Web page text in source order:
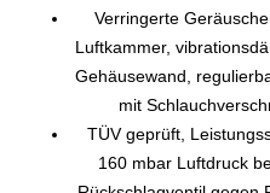
Verringerte
Luftkammer,
Gehäusewand,
mit
TÜV geprüft,
160 mbar Luftdruck